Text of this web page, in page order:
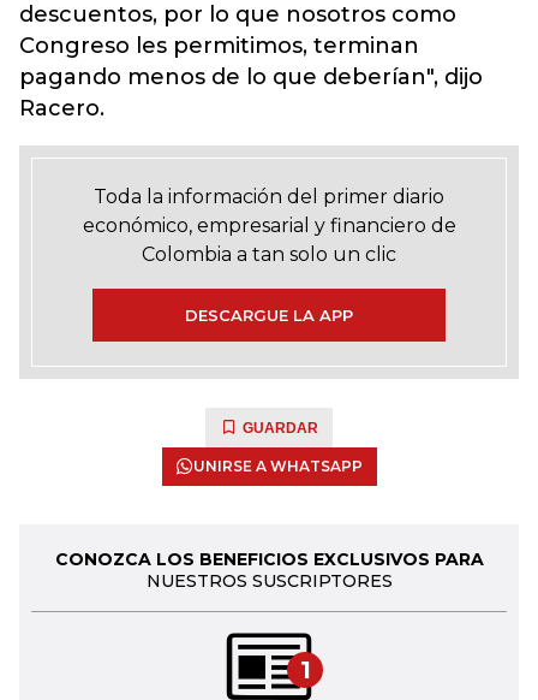
descuentos, por lo que nosotros como
Congreso les permitimos, terminan
pagando menos de lo que deberían", dijo
Racero.
Toda la información del primer diario
económico, empresarial y financiero de
Colombia a tan solo un clic
DESCARGUE LA APP
GUARDAR
UNIRSE A WHATSAPP
CONOZCA LOS BENEFICIOS EXCLUSIVOS PARA
NUESTROS SUSCRIPTORES
1